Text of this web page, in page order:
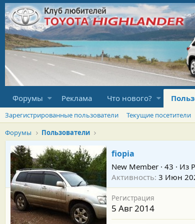
Форумы Реклама Что нового?
Зарегистрированные пользователи Текущие посетители
Форумы
Пользователи
fiopia
New Member · 43 · Из
Активность 3 Июн
Регистрация
5 Авг 2014